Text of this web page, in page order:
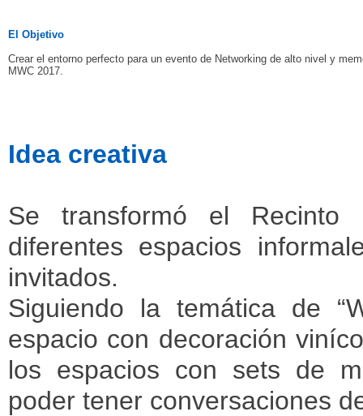
El Objetivo
Crear el entorno perfecto para un evento de Networking de alto nivel y
MWC 2017.
Idea creativa
Se transformó el Recinto
diferentes espacios
invitados.
Siguiendo la temática de
espacio con decoración
los espacios con sets de
poder tener conversaciones